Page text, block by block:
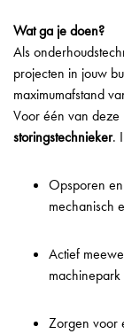
Wat ga je doen?
Als
projecten in jouw
maximumafstand
Voor één van
storingstechnieker.
Opsporen
mechanisch
Actief
machinepark
Zorgen voor